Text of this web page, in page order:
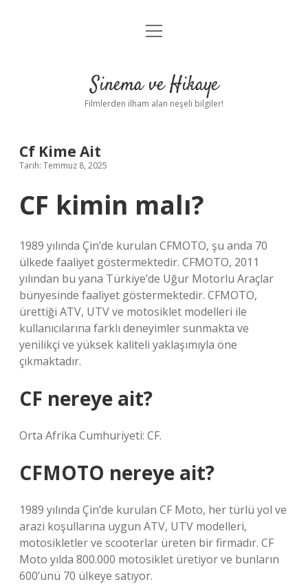
Gizlilik Politikası
Yasal Uyarı
menüyü
Sinema ve Hikaye
Filmlerden ilham alan neşeli bilgiler!
Cf Kime Ait
Tarih: Temmuz 8, 2025
CF kimin malı?
1989 yılında Çin’de kurulan CFMOTO, şu anda 70
ülkede faaliyet göstermektedir. CFMOTO, 2011
yılından bu yana Türkiye’de Uğur Motorlu Araçlar
bünyesinde faaliyet göstermektedir. CFMOTO,
ürettiği ATV, UTV ve motosiklet modelleri ile
kullanıcılarına farklı deneyimler sunmakta ve
yenilikçi ve yüksek kaliteli yaklaşımıyla öne
çıkmaktadır.
CF nereye ait?
Orta Afrika Cumhuriyeti: CF.
CFMOTO nereye ait?
1989 yılında Çin’de kurulan CF Moto, her türlü yol ve
arazi koşullarına uygun ATV, UTV modelleri,
motosikletler ve scooterlar üreten bir firmadır. CF
Moto yılda 800.000 motosiklet üretiyor ve bunların
600’ünü 70 ülkeye satıyor.